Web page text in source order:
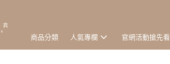
商品分類 人氣專欄 官網活動搶先看